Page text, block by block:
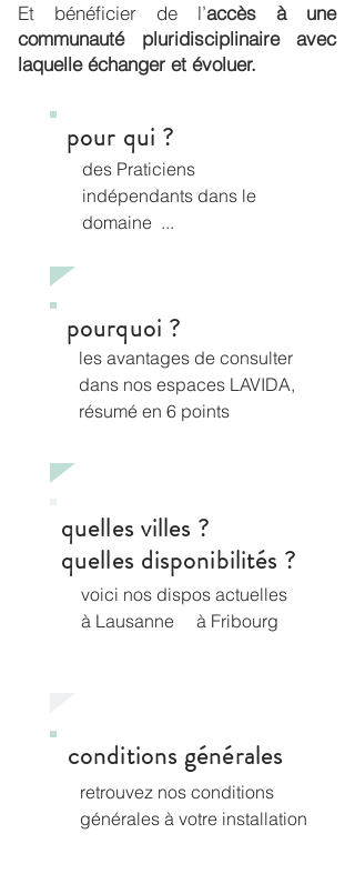
Et bénéficier de l’accès à une
communauté pluridisciplinaire avec
laquelle échanger et évoluer.
pour qui ?
des Praticiens
indépendants dans le
domaine ...
pourquoi ?
les avantages de consulter
dans nos espaces LAVIDA,
résumé en 6 points
quelles villes ?
quelles disponibilités ?
voici nos dispos actuelles
à Lausanne
à Fribourg
conditions générales
retrouvez nos conditions
générales à votre installation